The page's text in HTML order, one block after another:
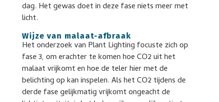
dag. Het gewas doet in deze fase niets meer met
licht.
Wijze van malaat-afbraak
Het onderzoek van Plant Lighting focuste zich op
fase 3, om erachter te komen hoe CO2 uit het
malaat vrijkomt en hoe de teler hier met de
belichting op kan inspelen. Als het CO2 tijdens de
derde fase gelijkmatig vrijkomt ongeacht de